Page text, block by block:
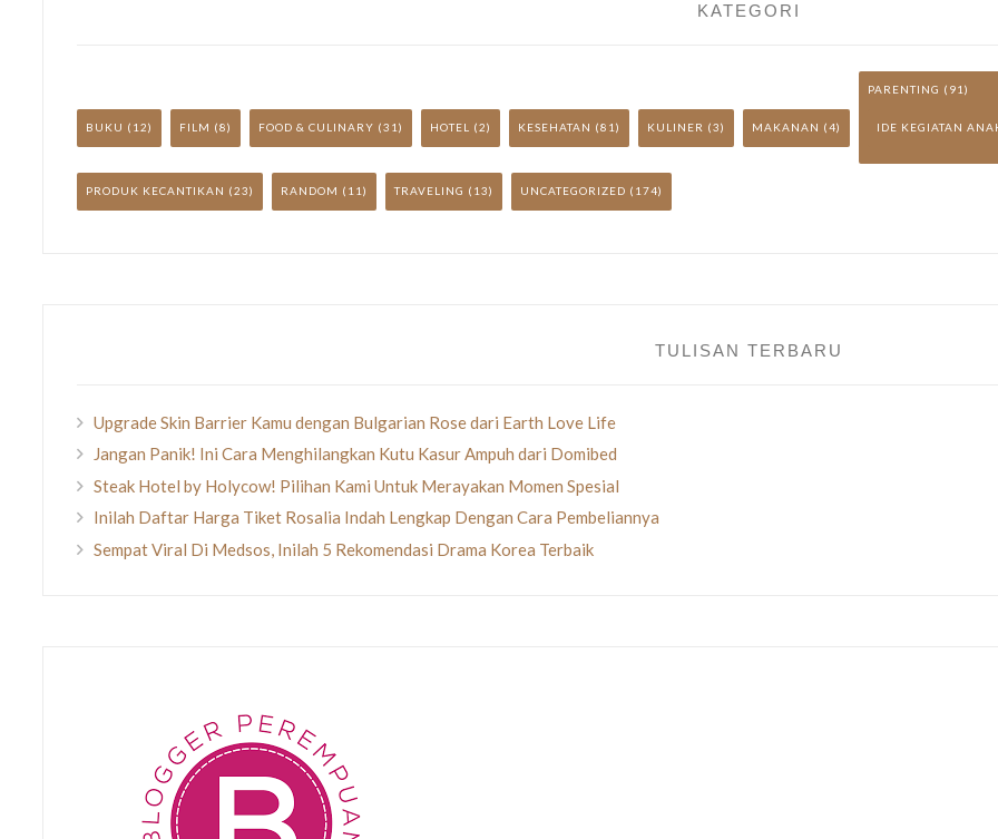
KATEGORI
BUKU (12) FILM (8) FOOD & CULINARY (31) HOTEL (2) KESEHATAN (81) KULINER (3) MAKANAN (4)
PARENTING (91)
IDE KEGIATAN
PRODUK KECANTIKAN (23) RANDOM (11) TRAVELING (13) UNCATEGORIZED (174)
TULISAN TERBARU
Upgrade Skin Barrier Kamu dengan Bulgarian Rose dari Earth Love Life
Jangan Panik! Ini Cara Menghilangkan Kutu Kasur Ampuh dari Domibed
Steak Hotel by Holycow! Pilihan Kami Untuk Merayakan Momen Spesial
Inilah Daftar Harga Tiket Rosalia Indah Lengkap Dengan Cara Pembeliannya
Sempat Viral Di Medsos, Inilah 5 Rekomendasi Drama Korea Terbaik